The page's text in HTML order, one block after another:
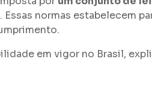
. Essas normas estabelecem
em vigor no Brasil,